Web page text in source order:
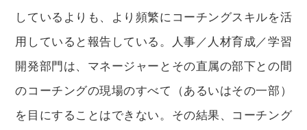
しているよりも、より頻繁にコーチングスキルを活
用していると報告している。人事／人材育成／学習
開発部門は、マネージャーとその直属の部下との間
のコーチングの現場のすべて（あるいはその一部）
を目にすることはできない。その結果、コーチング